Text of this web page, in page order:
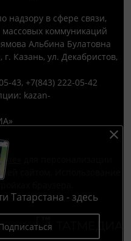
Татарстана - здесь
надзору в сфере связи,
коммуникаций
Альбина Булатовна
Казань, ул. Декабристов,
43, +7(843) 222-05-42
kazan-
сайтом. Использование
браузера.